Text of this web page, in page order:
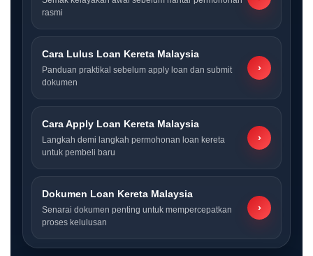
rasmi
Cara Lulus Loan Kereta Malaysia
Panduan praktikal sebelum apply loan dan submit
dokumen
›
Cara Apply Loan Kereta Malaysia
Langkah demi langkah permohonan loan kereta
untuk pembeli baru
›
Dokumen Loan Kereta Malaysia
Senarai dokumen penting untuk mempercepatkan
proses kelulusan
›